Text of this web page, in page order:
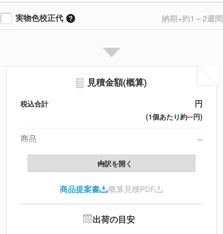
実物色校正代 納期+約1～2週間
見積金額(概算)
税込合計 円
(1個あたり約--円)
商品
--
製版代
印刷代
北海道・沖縄・離島 別途
内訳を開く
商品提案書 概算見積PDF
出荷の目安